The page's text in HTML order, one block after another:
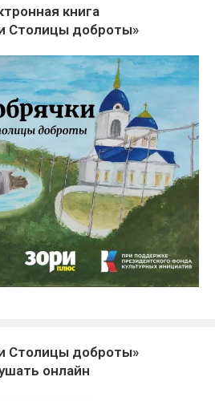
книга
Столицы доброты»
Столицы доброты»
онлайн